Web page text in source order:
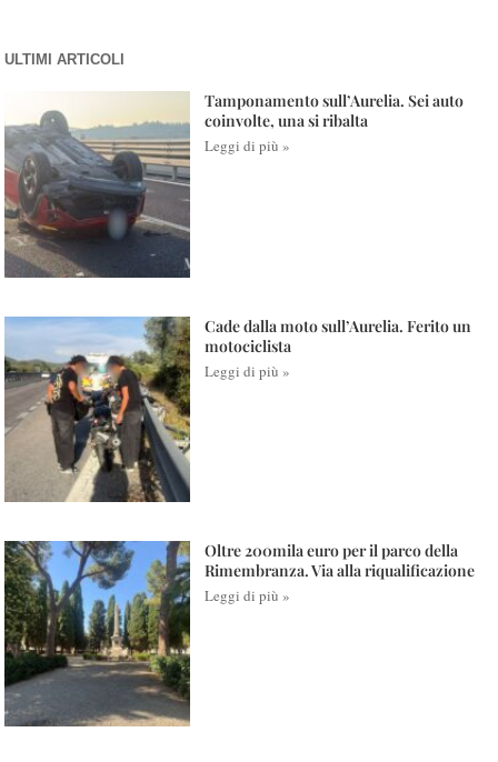
ULTIMI ARTICOLI
Tamponamento sull’Aurelia. Sei auto
coinvolte, una si ribalta
Leggi di più »
Cade dalla moto sull’Aurelia. Ferito un
motociclista
Leggi di più »
Oltre 200mila euro per il parco della
Rimembranza. Via alla riqualificazione
Leggi di più »